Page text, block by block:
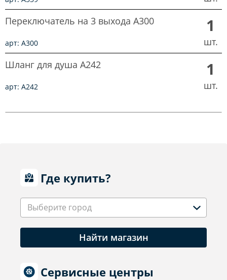
Переключатель на 3 выхода A300
арт: A300
1
шт.
Шланг для душа A242
арт: A242
1
шт.
Где купить?
Выберите город
Найти магазин
Сервисные центры